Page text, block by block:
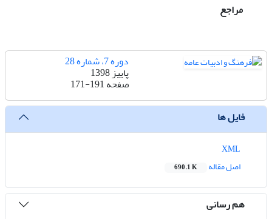
مراجع
دوره 7، شماره 28
پاییز 1398
صفحه171-191
فایل ها
اصل مقاله
690.1 K
هم رسانی